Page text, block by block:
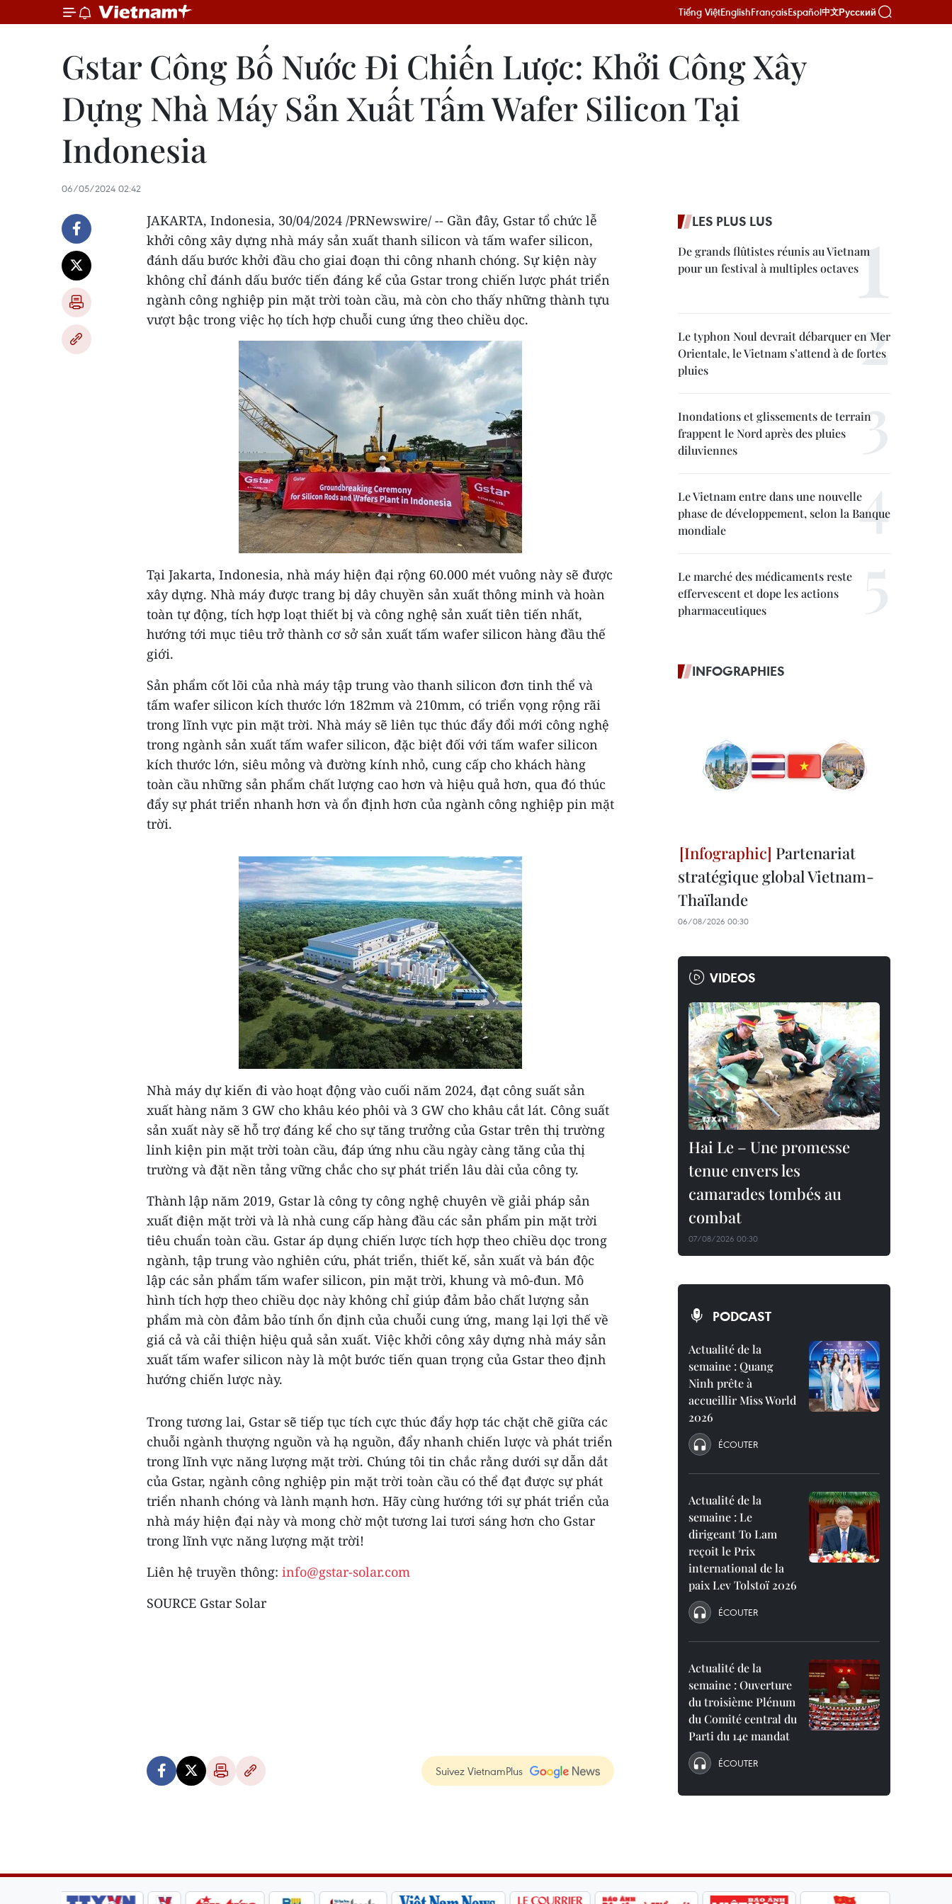
Tiếng ViệtEnglishFrançaisEspañol中文Русский
Gstar Công Bố Nước Đi Chiến Lược: Khởi Công Xây
Dựng Nhà Máy Sản Xuất Tấm Wafer Silicon Tại
Indonesia
06/05/2024 02:42
JAKARTA, Indonesia, 30/04/2024 /PRNewswire/ -- Gần đây, Gstar tổ chức lễ
khởi công xây dựng nhà máy sản xuất thanh silicon và tấm wafer silicon,
đánh dấu bước khởi đầu cho giai đoạn thi công nhanh chóng. Sự kiện này
không chỉ đánh dấu bước tiến đáng kể của Gstar trong chiến lược phát triển
ngành công nghiệp pin mặt trời toàn cầu, mà còn cho thấy những thành tựu
vượt bậc trong việc họ tích hợp chuỗi cung ứng theo chiều dọc.
Tại Jakarta, Indonesia, nhà máy hiện đại rộng 60.000 mét vuông này sẽ được
xây dựng. Nhà máy được trang bị dây chuyền sản xuất thông minh và hoàn
toàn tự động, tích hợp loạt thiết bị và công nghệ sản xuất tiên tiến nhất,
hướng tới mục tiêu trở thành cơ sở sản xuất tấm wafer silicon hàng đầu thế
giới.
Sản phẩm cốt lõi của nhà máy tập trung vào thanh silicon đơn tinh thể và
tấm wafer silicon kích thước lớn 182mm và 210mm, có triển vọng rộng rãi
trong lĩnh vực pin mặt trời. Nhà máy sẽ liên tục thúc đẩy đổi mới công nghệ
trong ngành sản xuất tấm wafer silicon, đặc biệt đối với tấm wafer silicon
kích thước lớn, siêu mỏng và đường kính nhỏ, cung cấp cho khách hàng
toàn cầu những sản phẩm chất lượng cao hơn và hiệu quả hơn, qua đó thúc
đẩy sự phát triển nhanh hơn và ổn định hơn của ngành công nghiệp pin mặt
trời.
Nhà máy dự kiến đi vào hoạt động vào cuối năm 2024, đạt công suất sản
xuất hàng năm 3 GW cho khâu kéo phôi và 3 GW cho khâu cắt lát. Công suất
sản xuất này sẽ hỗ trợ đáng kể cho sự tăng trưởng của Gstar trên thị trường
linh kiện pin mặt trời toàn cầu, đáp ứng nhu cầu ngày càng tăng của thị
trường và đặt nền tảng vững chắc cho sự phát triển lâu dài của công ty.
Thành lập năm 2019, Gstar là công ty công nghệ chuyên về giải pháp sản
xuất điện mặt trời và là nhà cung cấp hàng đầu các sản phẩm pin mặt trời
tiêu chuẩn toàn cầu. Gstar áp dụng chiến lược tích hợp theo chiều dọc trong
ngành, tập trung vào nghiên cứu, phát triển, thiết kế, sản xuất và bán độc
lập các sản phẩm tấm wafer silicon, pin mặt trời, khung và mô-đun. Mô
hình tích hợp theo chiều dọc này không chỉ giúp đảm bảo chất lượng sản
phẩm mà còn đảm bảo tính ổn định của chuỗi cung ứng, mang lại lợi thế về
giá cả và cải thiện hiệu quả sản xuất. Việc khởi công xây dựng nhà máy sản
xuất tấm wafer silicon này là một bước tiến quan trọng của Gstar theo định
hướng chiến lược này.
Trong tương lai, Gstar sẽ tiếp tục tích cực thúc đẩy hợp tác chặt chẽ giữa các
chuỗi ngành thượng nguồn và hạ nguồn, đẩy nhanh chiến lược và phát triển
trong lĩnh vực năng lượng mặt trời. Chúng tôi tin chắc rằng dưới sự dẫn dắt
của Gstar, ngành công nghiệp pin mặt trời toàn cầu có thể đạt được sự phát
triển nhanh chóng và lành mạnh hơn. Hãy cùng hướng tới sự phát triển của
nhà máy hiện đại này và mong chờ một tương lai tươi sáng hơn cho Gstar
trong lĩnh vực năng lượng mặt trời!
Liên hệ truyền thông: info@gstar-solar.com
SOURCE Gstar Solar
Suivez VietnamPlus
LES PLUS LUS
De grands flûtistes réunis au Vietnam
pour un festival à multiples octaves
Le typhon Noul devrait débarquer en Mer
Orientale, le Vietnam s’attend à de fortes
pluies
Inondations et glissements de terrain
frappent le Nord après des pluies
diluviennes
Le Vietnam entre dans une nouvelle
phase de développement, selon la Banque
mondiale
Le marché des médicaments reste
effervescent et dope les actions
pharmaceutiques
INFOGRAPHIES
Partenariat
stratégique global Vietnam-
Thaïlande
06/08/2026 00:30
VIDEOS
Hai Le – Une promesse
tenue envers les
camarades tombés au
combat
07/08/2026 00:30
PODCAST
Actualité de la
semaine : Quang
Ninh prête à
accueillir Miss World
2026
ÉCOUTER
Actualité de la
semaine : Le
dirigeant To Lam
reçoit le Prix
international de la
paix Lev Tolstoï 2026
ÉCOUTER
Actualité de la
semaine : Ouverture
du troisième Plénum
du Comité central du
Parti du 14e mandat
ÉCOUTER